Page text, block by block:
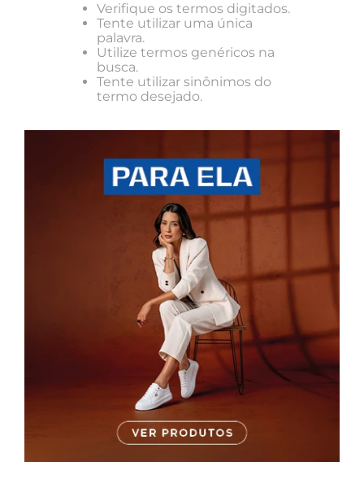
Verifique os termos digitados.
Tente utilizar uma única
palavra.
Utilize termos genéricos na
busca.
Tente utilizar sinônimos do
termo desejado.